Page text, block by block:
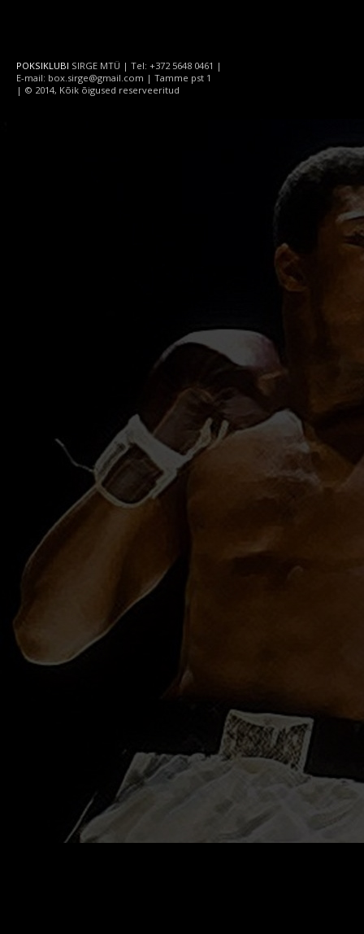
POKSIKLUBI SIRGE MTÜ | Tel: +372 5648 0461 |
E-mail: box.sirge@gmail.com | Tamme pst 1
| © 2014, Kõik õigused reserveeritud